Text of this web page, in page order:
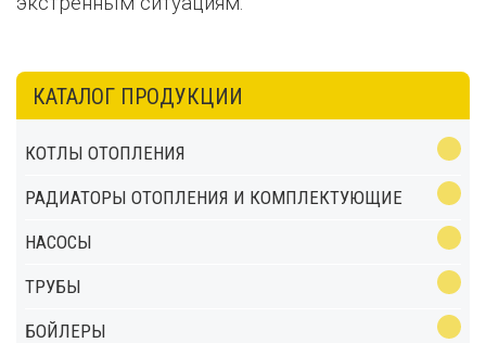
КАТАЛОГ ПРОДУКЦИИ
КОТЛЫ ОТОПЛЕНИЯ
РАДИАТОРЫ ОТОПЛЕНИЯ И КОМПЛЕКТУЮЩИЕ
НАСОСЫ
ТРУБЫ
БОЙЛЕРЫ